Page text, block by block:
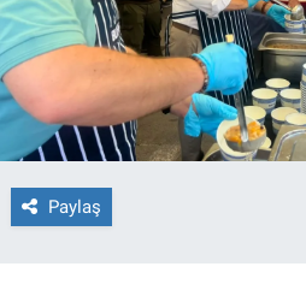
Paylaş
Künye
Son Dakika Haberleri
Haber Arşivi